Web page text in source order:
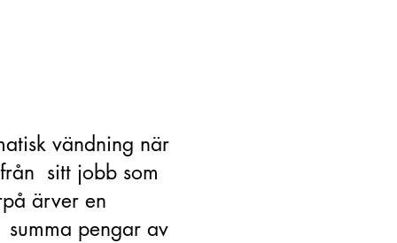
vändning när
sitt jobb som
ärver en
pengar av